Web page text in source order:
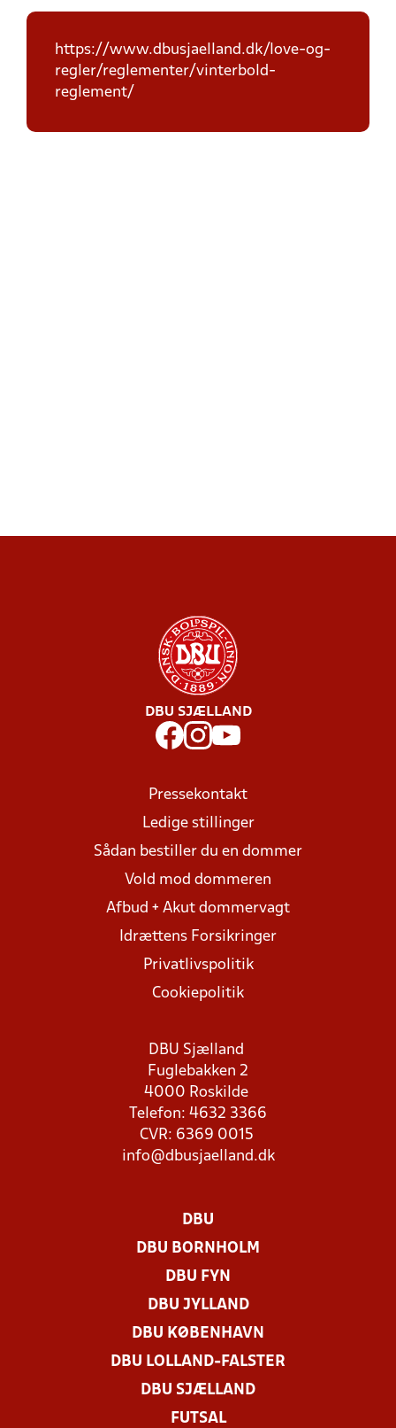
https://www.dbusjaelland.dk/love-og-
regler/reglementer/vinterbold-
reglement/
DBU SJÆLLAND
Pressekontakt
Ledige stillinger
Sådan bestiller du en dommer
Vold mod dommeren
Afbud + Akut dommervagt
Idrættens Forsikringer
Privatlivspolitik
Cookiepolitik
DBU Sjælland
Fuglebakken 2
4000 Roskilde
Telefon: 4632 3366
CVR: 6369 0015
info@dbusjaelland.dk
DBU
DBU BORNHOLM
DBU FYN
DBU JYLLAND
DBU KØBENHAVN
DBU LOLLAND-FALSTER
DBU SJÆLLAND
FUTSAL